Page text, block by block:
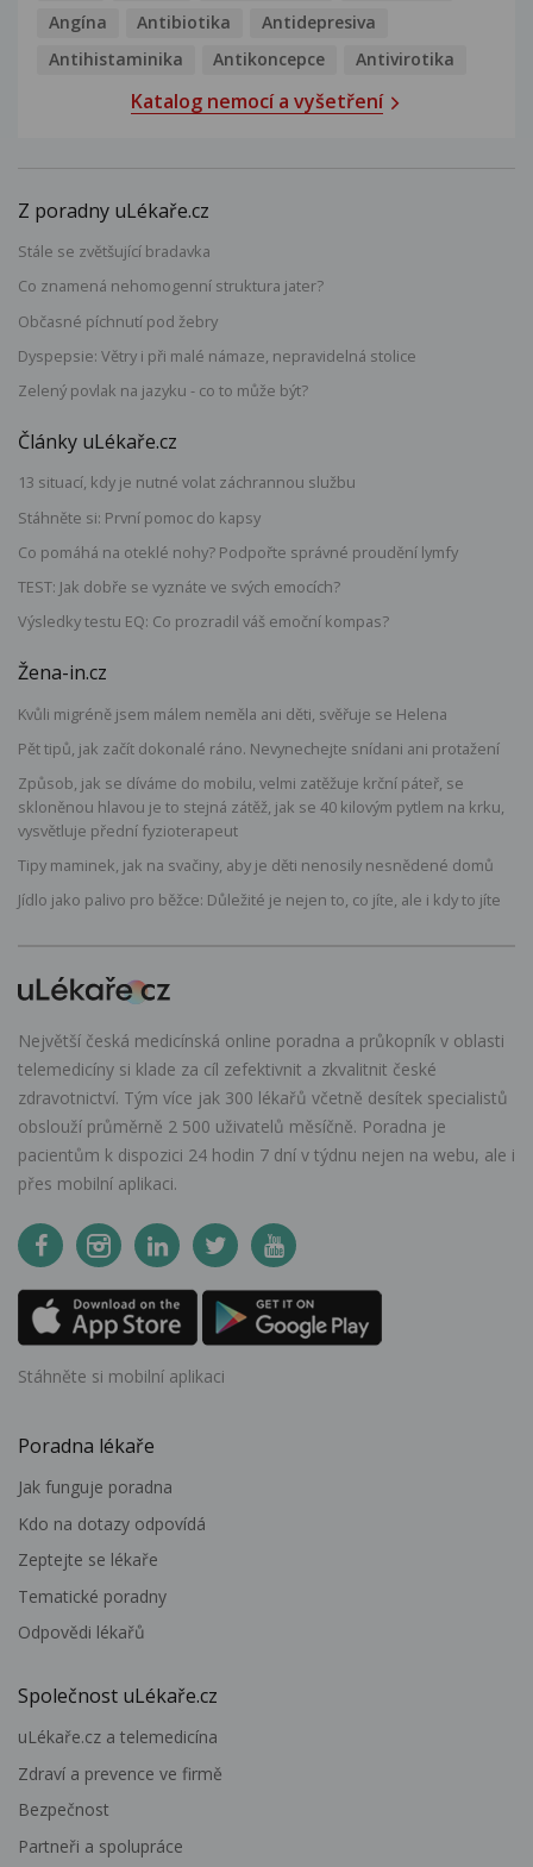
Angína
Antibiotika
Antidepresiva
Antihistaminika
Antikoncepce Antivirotika
Katalog nemocí a vyšetření
Z poradny uLékaře.cz
Stále se zvětšující bradavka
Co znamená nehomogenní struktura jater?
Občasné píchnutí pod žebry
Dyspepsie: Větry i při malé námaze, nepravidelná stolice
Zelený povlak na jazyku - co to může být?
Články uLékaře.cz
13 situací, kdy je nutné volat záchrannou službu
Stáhněte si: První pomoc do kapsy
Co pomáhá na oteklé nohy? Podpořte správné proudění lymfy
TEST: Jak dobře se vyznáte ve svých emocích?
Výsledky testu EQ: Co prozradil váš emoční kompas?
Žena-in.cz
Kvůli migréně jsem málem neměla ani děti, svěřuje se Helena
Pět tipů, jak začít dokonalé ráno. Nevynechejte snídani ani protažení
Způsob, jak se díváme do mobilu, velmi zatěžuje krční páteř, se
skloněnou hlavou je to stejná zátěž, jak se 40 kilovým pytlem na krku,
vysvětluje přední fyzioterapeut
Tipy maminek, jak na svačiny, aby je děti nenosily nesnědené domů
Jídlo jako palivo pro běžce: Důležité je nejen to, co jíte, ale i kdy to jíte
Největší česká medicínská online poradna a průkopník v oblasti
telemedicíny si klade za cíl zefektivnit a zkvalitnit české
zdravotnictví. Tým více jak 300 lékařů včetně desítek specialistů
obslouží průměrně 2 500 uživatelů měsíčně. Poradna je
pacientům k dispozici 24 hodin 7 dní v týdnu nejen na webu, ale i
přes mobilní aplikaci.
Stáhněte si mobilní aplikaci
Poradna lékaře
Jak funguje poradna
Kdo na dotazy odpovídá
Zeptejte se lékaře
Tematické poradny
Odpovědi lékařů
Společnost uLékaře.cz
uLékaře.cz a telemedicína
Zdraví a prevence ve firmě
Bezpečnost
Partneři a spolupráce